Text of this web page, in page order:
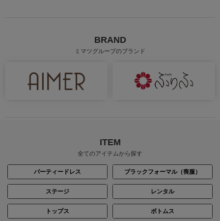
BRAND
ミマツグループのブランド
ITEM
全てのアイテムから探す
パーティードレス ブラックフォーマル（喪服）
ステージ レンタル
トップス ボトムス